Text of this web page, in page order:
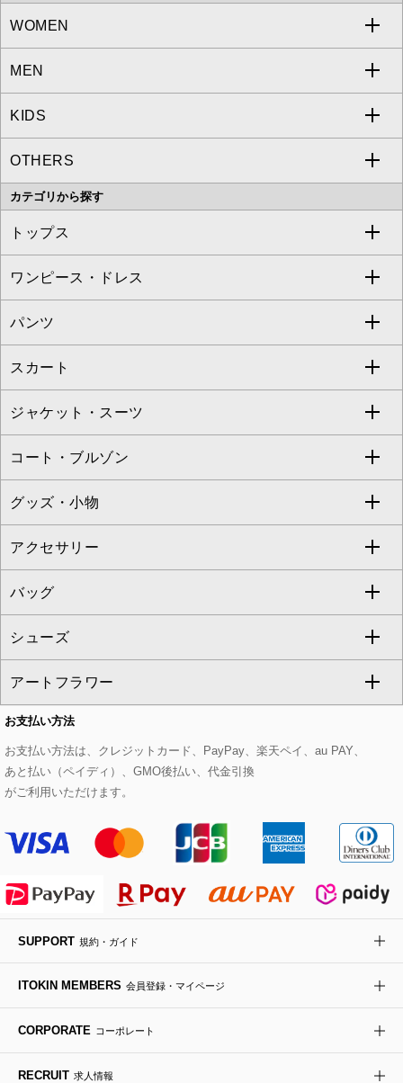
WOMEN
a.v.v
MICHEL KLEIN
MK MICHEL KLEIN
OFUON le MK
eur3
Maison de CINQ
MK MICHEL KLEIN BAG
HIROKO KOSHINO
MEN
a.v.v
MICHEL KLEIN HOMME
MK MICHEL KLEIN HOMME
KIDS
a.v.v
OTHERS
MK MICHEL KLEIN BAG
カテゴリから探す
トップス
すべてのトップス
カットソー・Tシャツ
ブラウス・シャツ
ニット・セーター
カーディガン
アンサンブルセット
ベスト・ジレ
パーカー
タンクトップ・キャミソール
スウェット・ジャージー
その他のトップス
ワンピース・ドレス
すべてのワンピース・ドレス
ワンピース
ドレス
チュニック
ジャンパースカート
その他のワンピース・ドレス
パンツ
すべてのパンツ
フルレングスパンツ
クロップド・半端丈パンツ
ガウチョ・ワイドパンツ
ハーフ・ショート丈パンツ
サロペット・オールインワン
その他のパンツ
スカート
すべてのスカート
ロング・マキシ丈スカート
ひざ丈スカート
ミモレ丈スカート
ショート・ミニ丈スカート
その他のスカート
ジャケット・スーツ
すべてのジャケット・スーツ
テーラードジャケット
ノーカラージャケット
セットアップ
セットアップジャケット
セットアップパンツ
セットアップスカート
セットアップワンピース
コート・ブルゾン
すべてのコート・ブルゾン
トレンチコート
ピーコート
ダッフルコート
チェスターコート
モッズコート
ステンカラーコート
ライダースジャケット
デニムジャケット
ダウンジャケット・コート
グッズ・小物
すべてのグッズ・小物
マスク
ストール・マフラー・スヌード
ベルト・サスペンダー
帽子
ヘアアクセサリー
ハンカチ・バンダナ
手袋
チャーム・ストラップ
アクセサリー
すべてのアクセサリー
ネックレス
ピアス・イヤリング
ブレスレット・バングル
ブローチ・コサージュ
バッグ
すべてのバッグ
トートバッグ
ショルダーバッグ
ボストンバッグ
バックパック・リュック
ボディバッグ・メッセンジャーバッグ
トラベルバッグ
シューズ
すべてのシューズ
パンプス
スニーカー
フラットシューズ
ローファー
ドレスシューズ
アートフラワー
すべてのアートフラワー
ローズ
カサブランカ・カラー
ラナンキュラス
ポプリアレンジ＆フレグランス
お支払い方法
お支払い方法は、クレジットカード、PayPay、楽天ペイ、au PAY、
あと払い（ペイディ）、GMO後払い、代金引換
がご利用いただけます。
SUPPORT 規約・ガイド
ITOKIN MEMBERS 会員登録・マイページ
CORPORATE コーポレート
RECRUIT 求人情報